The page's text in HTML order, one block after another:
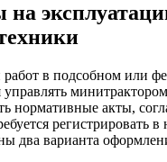
в подсобном или
управлять
нормативные акты,
регистрировать
два варианта